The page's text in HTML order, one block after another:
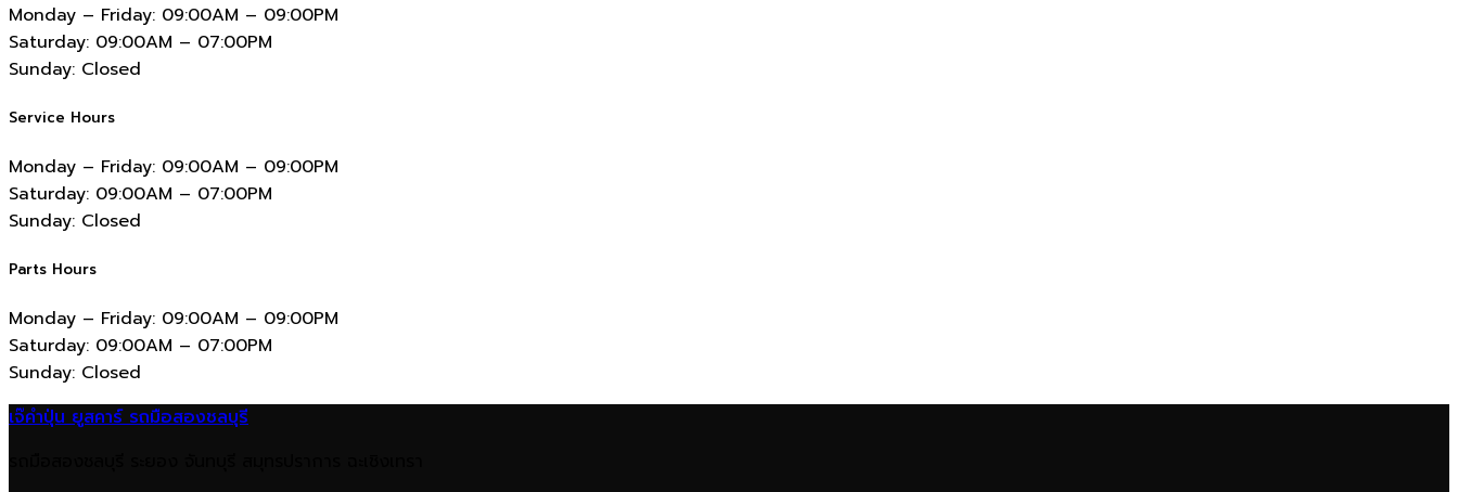
Monday – Friday: 09:00AM – 09:00PM
Saturday: 09:00AM – 07:00PM
Sunday: Closed
Service Hours
Monday – Friday: 09:00AM – 09:00PM
Saturday: 09:00AM – 07:00PM
Sunday: Closed
Parts Hours
Monday – Friday: 09:00AM – 09:00PM
Saturday: 09:00AM – 07:00PM
Sunday: Closed
เจ๊คำปุ่น ยูสคาร์ รถมือสองชลบุรี